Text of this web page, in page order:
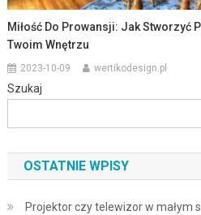
Miłość Do Prowansji: Jak Stworzyć
Twoim Wnętrzu
2023-10-09 wertikodesign.pl
Szukaj
OSTATNIE WPISY
Projektor czy telewizor w małym